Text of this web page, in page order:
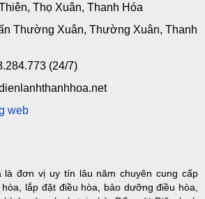
Thọ Xuân, Thanh Hóa
Thường Xuân, Thường Xuân, Thanh
(24/7)
web
là đơn vị uy tín lâu năm chuyên cung cấp
lắp đặt điều hòa, bảo dưỡng điều hòa,